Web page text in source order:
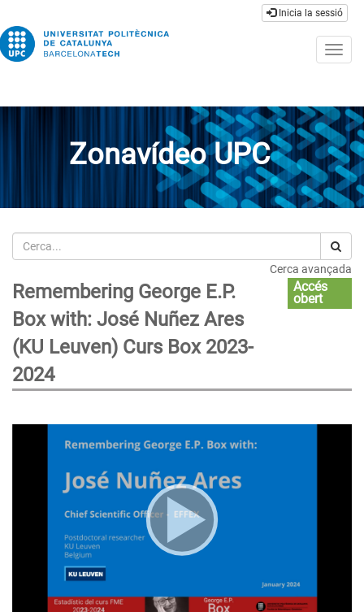
Inicia la sessió
Zonavídeo UPC
Cerca
Cerca avançada
Remembering George E.P.
Box with: José Nuñez Ares
(KU Leuven) Curs Box 2023-
2024
Accés
obert